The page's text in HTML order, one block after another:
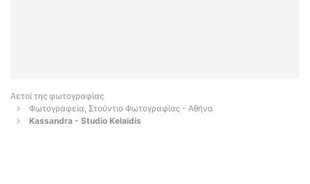
Αετοί της φωτογραφίας
Φωτογραφεία, Στούντιο Φωτογραφίας - Αθήνα
Kassandra - Studio Kelaidis